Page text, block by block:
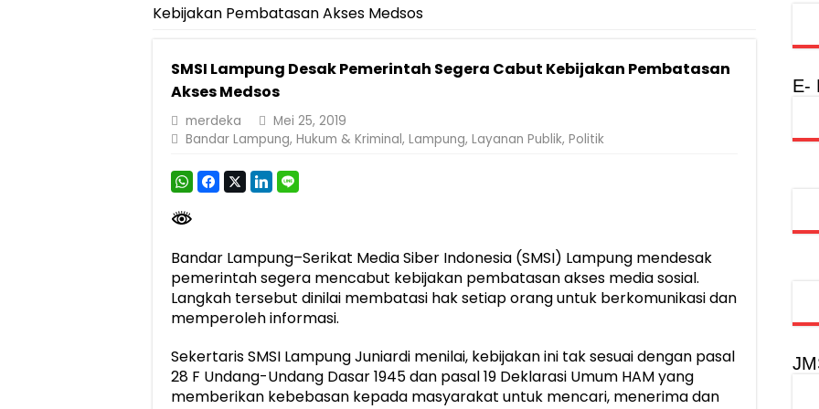
Dirut Jasa Raharja Dampingi Wamenhub Tinjau Penanganan Korban KM Mutiara Sentosa II di RS PHC Surabaya
Gelar Audiensi, Jasa Raharja dan Kementerian PANRB Perkuat Koordinasi Tingkatkan Kepatuhan PKB dan
Berkontribusi terhadap Keselamatan dan Mobilitas Masyarakat, Jasa Raharja Raih Penghargaan di Ajang
Jasa Raharja dan Korlantas Polri Ajak Masyarakat Akhiri Lawan Arus, Wujudkan Budaya Keselamatan Berlalu
FLLAJ Kabupaten Tanggamus Perkuat Sinergi Keselamatan Lalu Lintas dan Kepatuhan Pajak Kendaraan
Kebijakan Pembatasan Akses Medsos
SMSI Lampung Desak Pemerintah Segera Cabut Kebijakan Pembatasan
Akses Medsos
merdeka
Mei 25, 2019
Bandar Lampung, Hukum & Kriminal, Lampung, Layanan Publik, Politik
Bandar Lampung–Serikat Media Siber Indonesia (SMSI) Lampung mendesak
pemerintah segera mencabut kebijakan pembatasan akses media sosial.
Langkah tersebut dinilai membatasi hak setiap orang untuk berkomunikasi dan
memperoleh informasi.
Sekertaris SMSI Lampung Juniardi menilai, kebijakan ini tak sesuai dengan pasal
28 F Undang-Undang Dasar 1945 dan pasal 19 Deklarasi Umum HAM yang
memberikan kebebasan kepada masyarakat untuk mencari, menerima dan
E-